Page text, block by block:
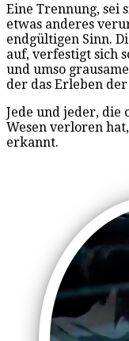
Eine Trennung, sei
etwas anderes
endgültigen Sinn.
auf, verfestigt sich
und umso
der das Erleben
Jede und jeder, die
Wesen verloren
erkannt.